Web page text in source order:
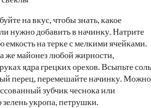
на вкус, чтобы знать, какое
нужно добавить в начинку. Натрите
емкость на терке с мелкими ячейками.
же майонез любой жирности,
ядра грецких орехов. Всыпьте
перец, перемешайте начинку. Можно
зубчик чеснока или
укропа, петрушки.